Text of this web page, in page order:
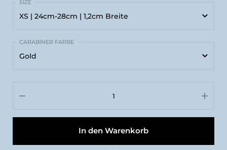
XS | 24cm-28cm | 1,2cm Breite
XS | 24cm-28cm | 1,2cm Breite
S | 28cm-32cm | 1,2cm Breite
L | 36cm-42cm | 2,0cm Breite
Gold
In den Warenkorb